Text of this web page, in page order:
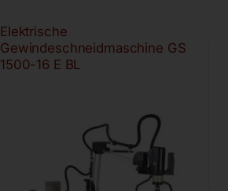
Elektrische
Gewindeschneidmaschine GS
1500-16 E BL